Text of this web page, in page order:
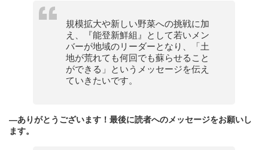
規模拡大や新しい野菜への挑戦に加
え、『能登新鮮組』として若いメン
バーが地域のリーダーとなり、「土
地が荒れても何回でも蘇らせること
ができる」というメッセージを伝え
ていきたいです。
—ありがとうございます！最後に読者へのメッセージをお願いし
ます。